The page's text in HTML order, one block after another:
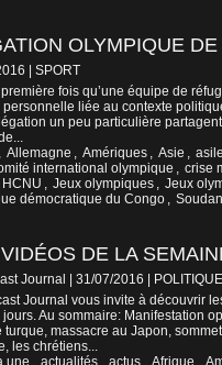
OLYMPIQUE
SPORT
première fois qu’une équipe de
liée au contexte
un peu particulière
, Allemagne , Amériques , Asie , asile
international olympique , crise
HCNU , Jeux olympiques , Jeux
démocratique du Congo ,
DE LA
Journal | 31/07/2016
Journal vous invite à découvrir
Au sommaire: Manifestation
turque, massacre au Japon,
les chrétiens...
une
actualités actus Afrique